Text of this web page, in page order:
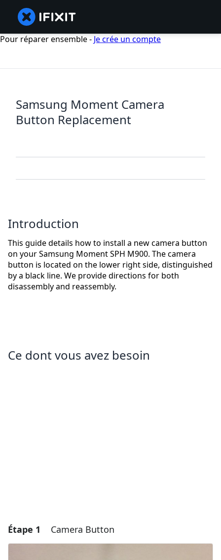
Pour réparer ensemble - Je crée un compte
Samsung Moment Camera
Button Replacement
Introduction
This guide details how to install a new camera button
on your Samsung Moment SPH M900. The camera
button is located on the lower right side, distinguished
by a black line. We provide directions for both
disassembly and reassembly.
Ce dont vous avez besoin
Étape 1 Camera Button